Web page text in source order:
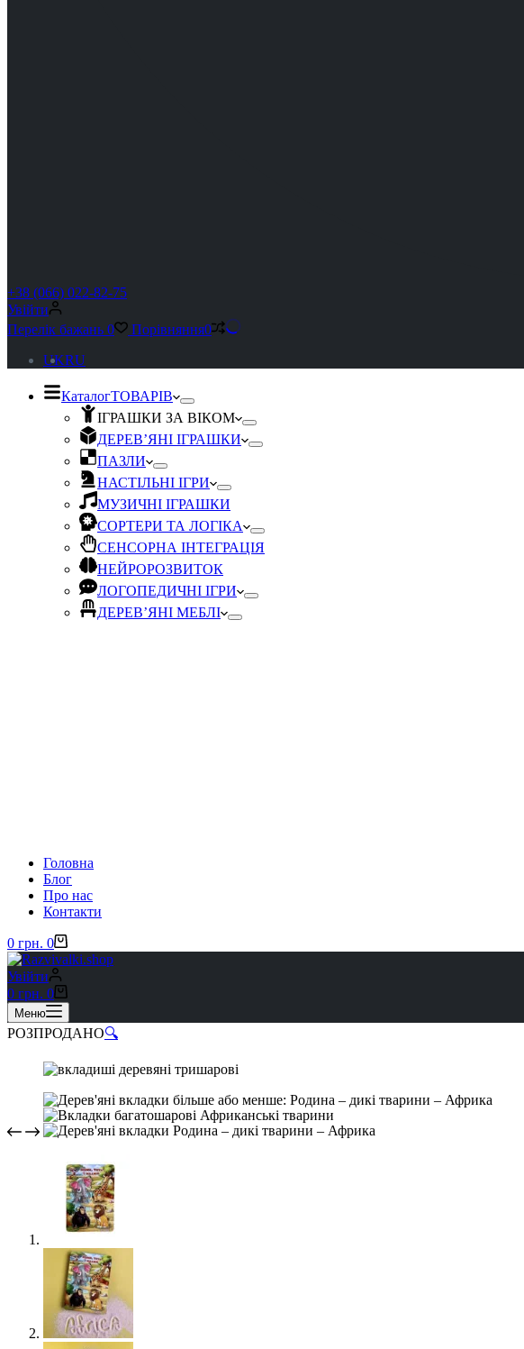
+38 (066) 022-82-75
Увійти
Перелік бажань 0 Порівняння0
UKRU
КаталогТОВАРІВ
ІГРАШКИ ЗА ВІКОМ
ДЕРЕВ’ЯНІ ІГРАШКИ
ПАЗЛИ
НАСТІЛЬНІ ІГРИ
МУЗИЧНІ ІГРАШКИ
СОРТЕРИ ТА ЛОГІКА
СЕНСОРНА ІНТЕГРАЦІЯ
НЕЙРОРОЗВИТОК
ЛОГОПЕДИЧНІ ІГРИ
ДЕРЕВ’ЯНІ МЕБЛІ
Головна
Блог
Про нас
Контакти
0 грн. 0
Увійти
0 грн. 0
Меню
РОЗПРОДАНО🔍